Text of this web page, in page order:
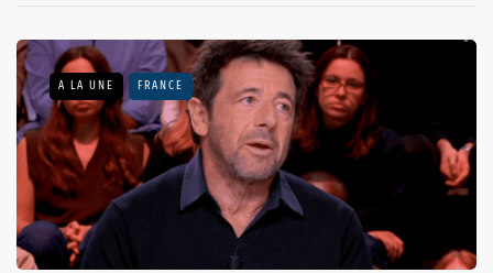
A LA UNE FRANCE